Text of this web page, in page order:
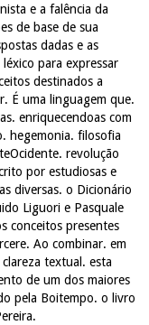
e a falência da
de base de sua
dadas e as
para expressar
destinados a
É uma linguagem que.
enriquecendoas com
hegemonia. filosofia
revolução
por estudiosas e
diversas. o Dicionário
Liguori e Pasquale
conceitos presentes
Ao combinar. em
textual. esta
de um dos maiores
pela Boitempo. o livro